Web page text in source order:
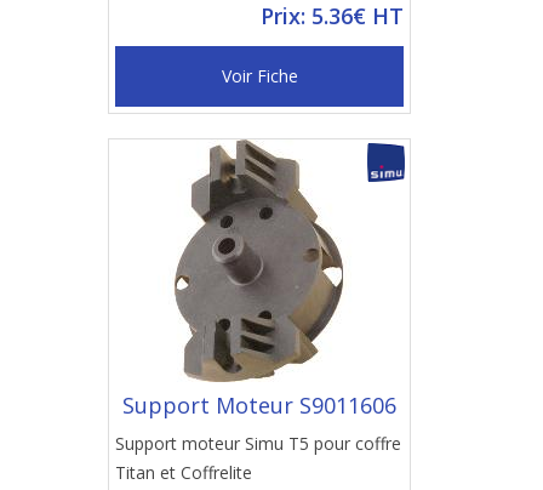
Prix: 5.36€ HT
Voir Fiche
Support Moteur S9011606
Support moteur Simu T5 pour coffre
Titan et Coffrelite